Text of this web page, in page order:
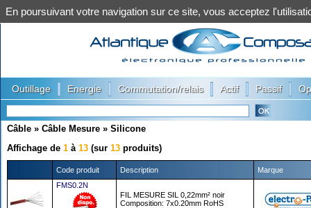
Outillage Energie Commutation/relais Actif Passif
Câble » Câble Mesure » Silicone
Affichage de 1 à 13 (sur 13 produits)
Code produit Description
Marque
FMS0.2N
FIL MESURE SIL 0,22mm² noir
Composition: 7x0.20mm RoHS
En poursuivant votre navigation sur ce site, vous acceptez